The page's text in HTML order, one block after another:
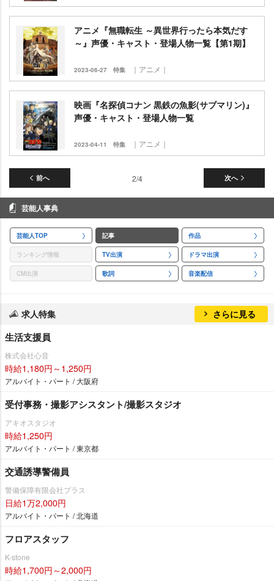
アニメ『無職転生 ～異世界行ったら本気だす
～』声優・キャスト・登場人物一覧【第1期】
2023-06-27 特集 ｜アニメ｜
映画『名探偵コナン 黒鉄の魚影(サブマリン)』
声優・キャスト・登場人物一覧
2023-04-11 特集 ｜アニメ｜
前へ 次へ
2/4
芸能人事典
芸能人TOP 記事 作品
ランキング情報 TV出演 ドラマ出演
CM出演 歌詞 音楽配信
求人特集 さらに見る
生活支援員
株式会社心音
時給1,180円～1,250円
アルバイト・パート / 大阪府
受付事務・撮影アシスタント/撮影スタジオ
アキオスタジオ
時給1,250円
アルバイト・パート / 東京都
交通誘導警備員
警備保障有限会社プラス
日給1万2,000円
アルバイト・パート / 北海道
フロアスタッフ
K-stone
時給1,700円～2,000円